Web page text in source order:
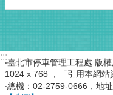
:::
‧臺北市停車管理工程處 版
1024 x 768 ，「引用本網站
‧總機：02-2759-0666，地